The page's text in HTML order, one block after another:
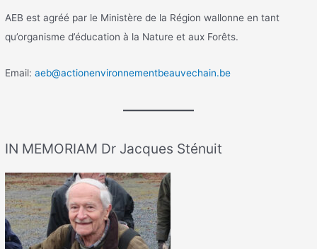
AEB est agréé par le Ministère de la Région wallonne en tant
qu’organisme d’éducation à la Nature et aux Forêts.
Email:aeb@actionenvironnementbeauvechain.be
IN MEMORIAM Dr Jacques Sténuit